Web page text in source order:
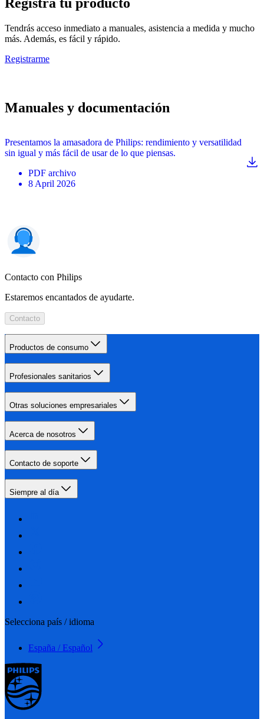
Tendrás acceso inmediato a manuales, asistencia a medida y mucho
más. Además, es fácil y rápido.
Registrarme
Manuales y documentación
Presentamos la amasadora de Philips: rendimiento y versatilidad
sin igual y más fácil de usar de lo que piensas.
PDF archivo
8 April 2026
Contacto con Philips
Estaremos encantados de ayudarte.
Contacto
Productos de consumo
Profesionales sanitarios
Otras soluciones empresariales
Acerca de nosotros
Contacto de soporte
Siempre al día
Selecciona país / idioma
España / Español